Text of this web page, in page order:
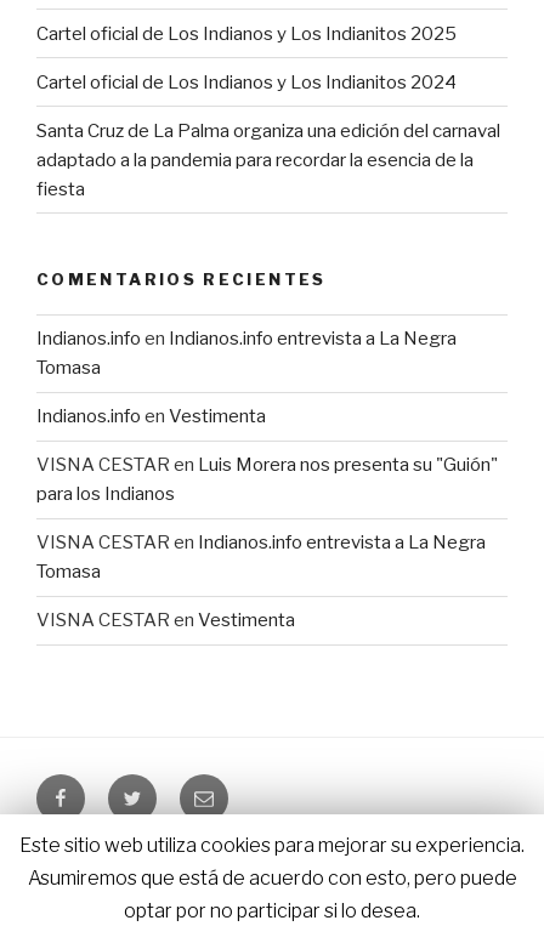
Cartel oficial de Los Indianos y Los Indianitos 2025
Cartel oficial de Los Indianos y Los Indianitos 2024
Santa Cruz de La Palma organiza una edición del carnaval
adaptado a la pandemia para recordar la esencia de la
fiesta
COMENTARIOS RECIENTES
Indianos.info en Indianos.info entrevista a La Negra
Tomasa
Indianos.info en Vestimenta
VISNA CESTAR en Luis Morera nos presenta su "Guión"
para los Indianos
VISNA CESTAR en Indianos.info entrevista a La Negra
Tomasa
VISNA CESTAR en Vestimenta
FacebookTwitter Email
LosIndianos.info – © since 2010 – 2026 | Aviso Legal
Política de Cookies
Este sitio web utiliza cookies para mejorar su experiencia.
Asumiremos que está de acuerdo con esto, pero puede
optar por no participar si lo desea.